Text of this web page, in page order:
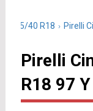
245/40 R18 Pirelli
Pirelli
R18 97